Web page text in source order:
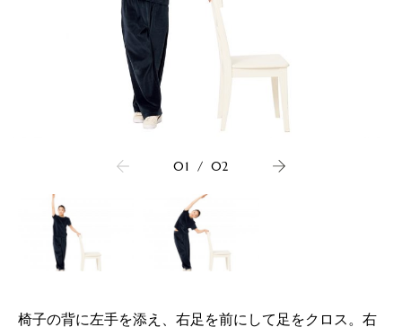
01 / 02
椅子の背に左手を添え、右足を前にして足をクロス。右